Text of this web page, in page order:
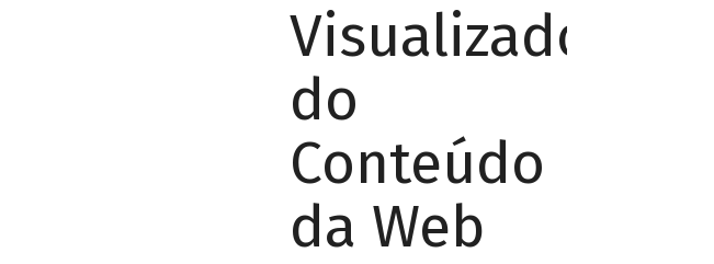
Visualizador
do
Conteúdo
da Web